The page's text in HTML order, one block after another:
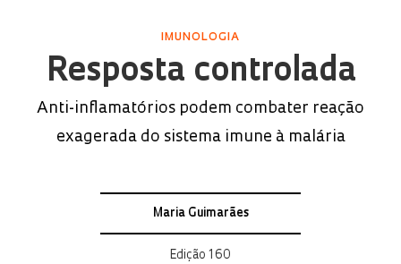
IMUNOLOGIA
Resposta controlada
Anti-inflamatórios podem combater reação
exagerada do sistema imune à malária
Maria Guimarães
Edição 160